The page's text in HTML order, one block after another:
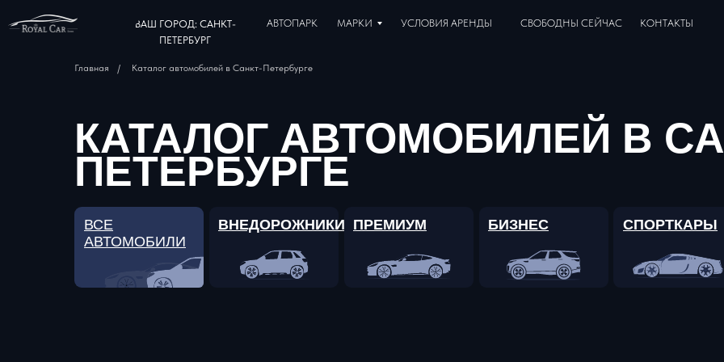
АВТОПАРК МАРКИ УСЛОВИЯ АРЕНДЫ
ВАШ ГОРОД: САНКТ-
ПЕТЕРБУРГ
СВОБОДНЫ СЕЙЧАС КОНТАКТЫ
Главная / Каталог автомобилей в Санкт-Петербурге
КАТАЛОГ АВТОМОБИЛЕЙ В
ПЕТЕРБУРГЕ
ВНЕДОРОЖНИКИ
ВСЕ
АВТОМОБИЛИ
БИЗНЕС
ПРЕМИУМ СПОРТКАРЫ